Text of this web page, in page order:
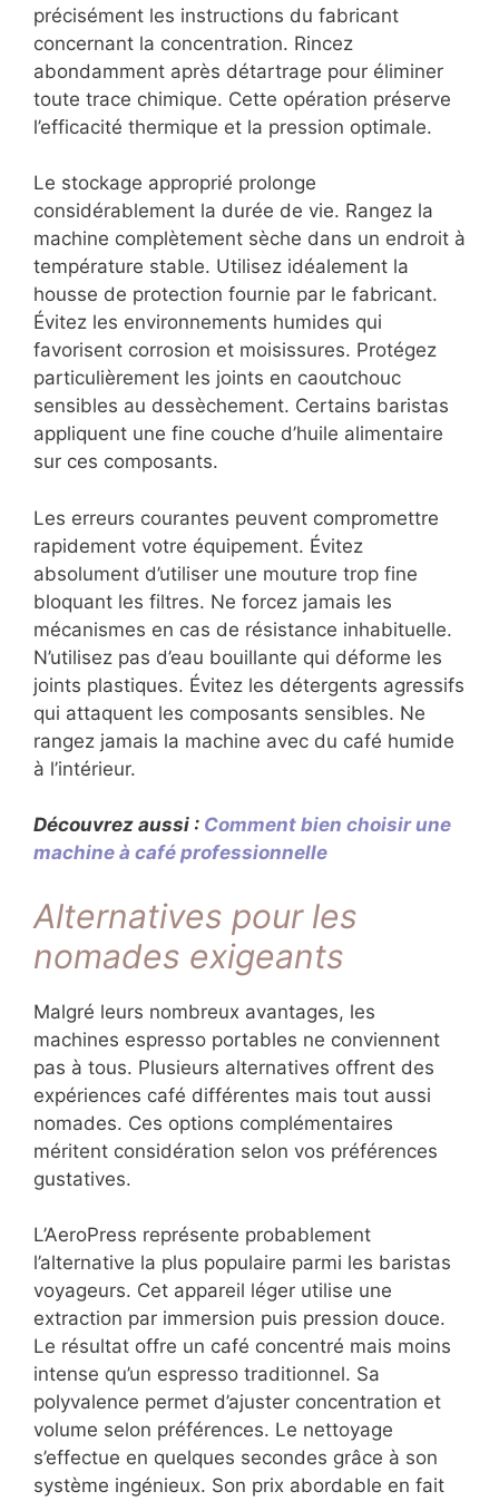
précisément les instructions du fabricant
concernant la concentration. Rincez
abondamment après détartrage pour éliminer
toute trace chimique. Cette opération préserve
l’efficacité thermique et la pression optimale.
Le stockage approprié prolonge
considérablement la durée de vie. Rangez la
machine complètement sèche dans un endroit à
température stable. Utilisez idéalement la
housse de protection fournie par le fabricant.
Évitez les environnements humides qui
favorisent corrosion et moisissures. Protégez
particulièrement les joints en caoutchouc
sensibles au dessèchement. Certains baristas
appliquent une fine couche d’huile alimentaire
sur ces composants.
Les erreurs courantes peuvent compromettre
rapidement votre équipement. Évitez
absolument d’utiliser une mouture trop fine
bloquant les filtres. Ne forcez jamais les
mécanismes en cas de résistance inhabituelle.
N’utilisez pas d’eau bouillante qui déforme les
joints plastiques. Évitez les détergents agressifs
qui attaquent les composants sensibles. Ne
rangez jamais la machine avec du café humide
à l’intérieur.
Découvrez aussi : Comment bien choisir une
machine à café professionnelle
Alternatives pour les
nomades exigeants
Malgré leurs nombreux avantages, les
machines espresso portables ne conviennent
pas à tous. Plusieurs alternatives offrent des
expériences café différentes mais tout aussi
nomades. Ces options complémentaires
méritent considération selon vos préférences
gustatives.
L’AeroPress représente probablement
l’alternative la plus populaire parmi les baristas
voyageurs. Cet appareil léger utilise une
extraction par immersion puis pression douce.
Le résultat offre un café concentré mais moins
intense qu’un espresso traditionnel. Sa
polyvalence permet d’ajuster concentration et
volume selon préférences. Le nettoyage
s’effectue en quelques secondes grâce à son
système ingénieux. Son prix abordable en fait